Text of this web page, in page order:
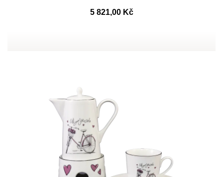
5 821,00 Kč